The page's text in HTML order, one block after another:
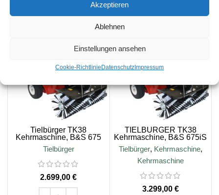
Akzeptieren
Ablehnen
Einstellungen ansehen
Cookie-RichtlinieDatenschutzImpressum
Tielbürger TK38
Kehrmaschine, B&S 675
EXi Motor
Tielbürger
€
TIELBÜRGER TK38
Kehrmaschine, B&S 675iS
E-Start Motor
Tielbürger, Kehrmaschine,
Kehrmaschine
€